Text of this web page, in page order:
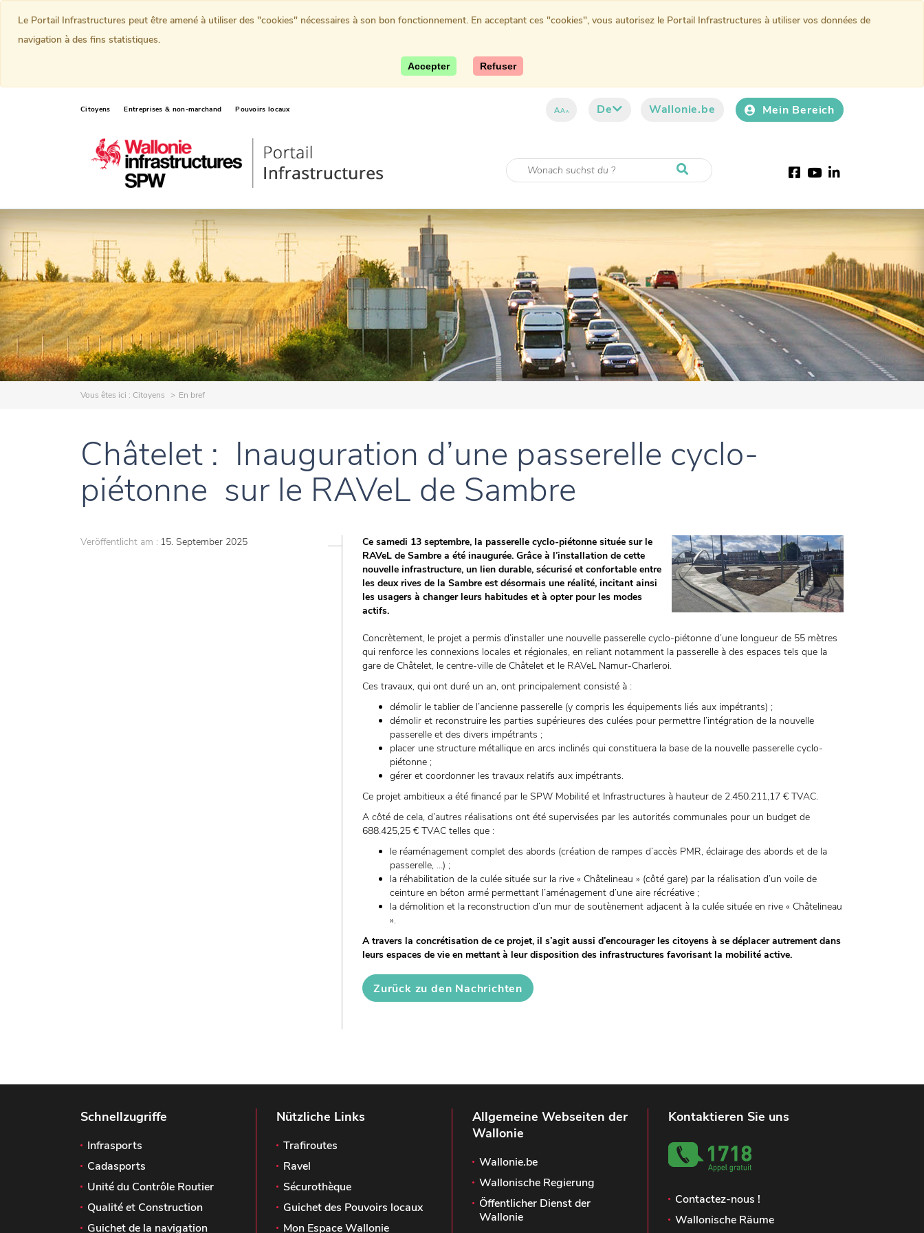
Citoyens Entreprises & non-marchand Pouvoirs locaux AAA De Wallonie.be Mein Bereich
Facebook
YoutubeLinkedIn
Vous êtes ici : Citoyens En bref
Châtelet : Inauguration d’une passerelle cyclo-
piétonne sur le RAVeL de Sambre
Veröffentlicht am : 15. September 2025
Ce samedi 13 septembre, la passerelle cyclo-piétonne située sur le
RAVeL de Sambre a été inaugurée. Grâce à l’installation de cette
nouvelle infrastructure, un lien durable, sécurisé et confortable entre
les deux rives de la Sambre est désormais une réalité, incitant ainsi
les usagers à changer leurs habitudes et à opter pour les modes
actifs.
Concrètement, le projet a permis d’installer une nouvelle passerelle cyclo-piétonne d’une longueur de 55 mètres
qui renforce les connexions locales et régionales, en reliant notamment la passerelle à des espaces tels que la
gare de Châtelet, le centre-ville de Châtelet et le RAVeL Namur-Charleroi.
Ces travaux, qui ont duré un an, ont principalement consisté à :
démolir le tablier de l’ancienne passerelle (y compris les équipements liés aux impétrants) ;
démolir et reconstruire les parties supérieures des culées pour permettre l’intégration de la nouvelle
passerelle et des divers impétrants ;
placer une structure métallique en arcs inclinés qui constituera la base de la nouvelle passerelle cyclo-
piétonne ;
gérer et coordonner les travaux relatifs aux impétrants.
Ce projet ambitieux a été financé par le SPW Mobilité et Infrastructures à hauteur de 2.450.211,17 € TVAC.
A côté de cela, d’autres réalisations ont été supervisées par les autorités communales pour un budget de
688.425,25 € TVAC telles que :
le réaménagement complet des abords (création de rampes d’accès PMR, éclairage des abords et de la
passerelle, …) ;
la réhabilitation de la culée située sur la rive « Châtelineau » (côté gare) par la réalisation d’un voile de
ceinture en béton armé permettant l’aménagement d’une aire récréative ;
la démolition et la reconstruction d’un mur de soutènement adjacent à la culée située en rive « Châtelineau
».
A travers la concrétisation de ce projet, il s’agit aussi d’encourager les citoyens à se déplacer autrement dans
leurs espaces de vie en mettant à leur disposition des infrastructures favorisant la mobilité active.
Zurück zu den Nachrichten
Schnellzugriffe
Infrasports
Cadasports
Unité du Contrôle Routier
Qualité et Construction
Guichet de la navigation
Nützliche Links
Trafiroutes
Ravel
Sécurothèque
Guichet des Pouvoirs locaux
Mon Espace Wallonie
Allgemeine Webseiten der
Wallonie
Wallonie.be
Wallonische Regierung
Öffentlicher Dienst der
Wallonie
Kontaktieren Sie uns
Contactez-nous !
Wallonische Räume
Le Portail Infrastructures peut être amené à utiliser des "cookies" nécessaires à son bon fonctionnement. En acceptant ces "cookies", vous autorisez le Portail Infrastructures à utiliser vos données de
navigation à des fins statistiques.
Accepter Refuser